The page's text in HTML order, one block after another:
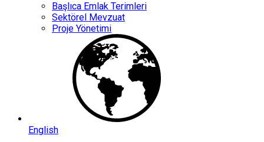
Başlıca Emlak Terimleri
Sektörel Mevzuat
Proje Yönetimi
English